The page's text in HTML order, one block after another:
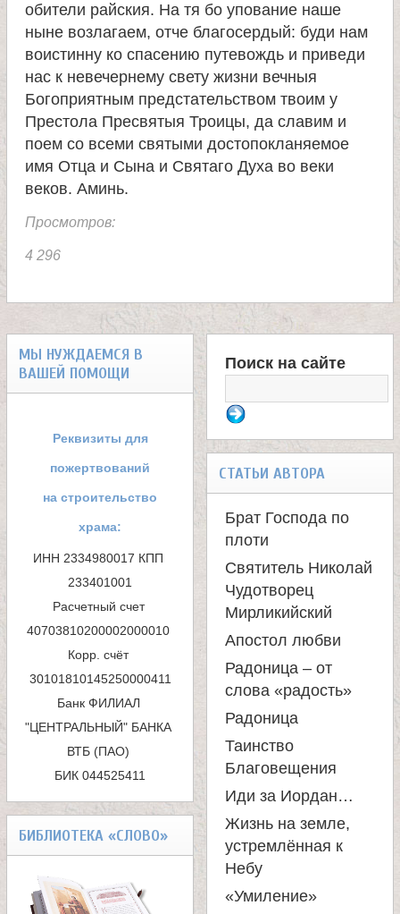
л
я
П
а
т
е
т
а
обители райския. На тя бо упование наше
ныне возлагаем, отче благосердый: буди нам
воистинну ко спасению путевождь и приведи
нас к невечернему свету жизни вечныя
Богоприятным предстательством твоим у
Престола Пресвятыя Троицы, да славим и
поем со всеми святыми достопокланяемое
имя Отца и Сына и Святаго Духа во веки
веков. Аминь.
Просмотров:
4 296
МЫ НУЖДАЕМСЯ В
ВАШЕЙ ПОМОЩИ
Реквизиты для
пожертвований
на строительство
храма:
ИНН 2334980017 КПП
233401001
Расчетный счет
40703810200002000010
Корр. счёт
Банк ФИЛИАЛ
"ЦЕНТРАЛЬНЫЙ" БАНКА
ВТБ (ПАО)
БИК 044525411
БИБЛИОТЕКА «СЛОВО»
Ф
о
р
м
а
п
о
и
с
к
а
Поиск на сайте
СТАТЬИ АВТОРА
Брат Господа по
плоти
Святитель Николай
Чудотворец
Мирликийский
Апостол любви
Радоница – от
слова «радость»
Радоница
Таинство
Благовещения
Иди за Иордан…
Жизнь на земле,
устремлённая к
Небу
«Умиление»